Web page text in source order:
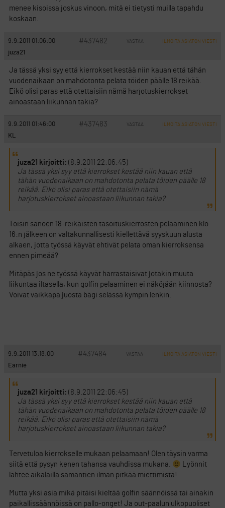
menee kisoissa joskus vinoon, mitä ei tietysti muilla tapahdu
koskaan.
9.9.2011 01:06:00 #437482 VASTAA ILMOITA ASIATON VIESTI
juza21
Ja tässä yksi syy että kierrokset kestää niin kauan että tähän
vuodenaikaan on mahdotonta pelata töiden päälle 18 reikää.
Eikö olisi paras että otettaisiin nämä harjotuskierrokset
ainoastaan liikunnan takia?
9.9.2011 01:46:00 #437483 VASTAA ILMOITA ASIATON VIESTI
KL
juza21 kirjoitti: (8.9.2011 22:06:45)
Ja tässä yksi syy että kierrokset kestää niin kauan että
tähän vuodenaikaan on mahdotonta pelata töiden päälle 18
reikää. Eikö olisi paras että otettaisiin nämä
harjotuskierrokset ainoastaan liikunnan takia?
Toisin sanoen 18-reikäisten tasoituskierrosten pelaaminen klo
16:n jälkeen on valtakunnallisesti kiellettävä syyskuun alusta
alkaen, jotta työssä käyvät ehtivät pelata oman kierroksensa
ennen pimeää?
Mitäpäs jos ne työssä käyvät harrastaisivat jotakin muuta
liikuntaa iltasella, kun golfin pelaaminen ei näköjään kiinnosta?
Voivat vaikkapa juosta bägi selässä kympin lenkin.
9.9.2011 13:18:00 #437484 VASTAA ILMOITA ASIATON VIESTI
Earnie
juza21 kirjoitti: (8.9.2011 22:06:45)
Ja tässä yksi syy että kierrokset kestää niin kauan että
tähän vuodenaikaan on mahdotonta pelata töiden päälle 18
reikää. Eikö olisi paras että otettaisiin nämä
harjotuskierrokset ainoastaan liikunnan takia?
Tervetuloa kierrokselle mukaan pelaamaan! Olen täysin varma
siitä että pysyn kenen tahansa vauhdissa mukana.
Lyönnit
lähtee aikalailla samantien ilman pitkää miettimistä!
Mutta yksi asia mikä pitäisi kieltää golfin säännöissä tai ainakin
paikallissäännöissä on pallo-onget! Ja out-paalun ulkopuoliset